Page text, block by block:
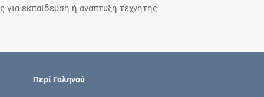
εκπαίδευση ή ανάπτυξη τεχνητής
Περί Γαληνού